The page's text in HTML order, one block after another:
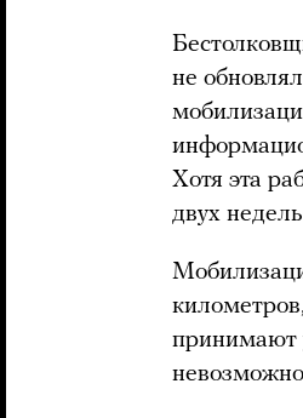
не
Хотя эта
двух
принимают